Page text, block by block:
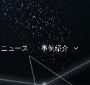
ニュース 事例紹介